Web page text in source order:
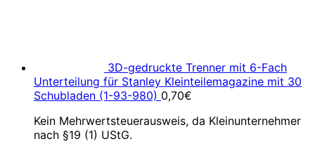
3D-gedruckte Trenner mit 6-Fach
Unterteilung für Stanley Kleinteilemagazine mit 30
Schubladen (1-93-980) 0,70€
Kein Mehrwertsteuerausweis, da Kleinunternehmer
nach §19 (1) UStG.